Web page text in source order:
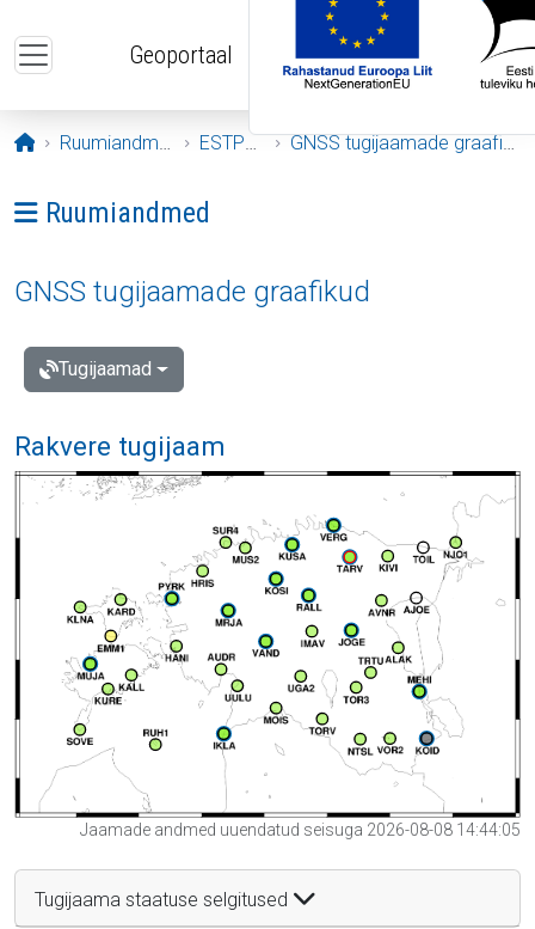
Geoportaal
Avaleht
Ruumiandmed ESTPOS GNSS tugijaamade graafikud
Ava menüü: Ruumiandmed
Ruumiandmed
GNSS tugijaamade graafikud
Tugijaamad
Rakvere tugijaam
Jaamade andmed uuendatud seisuga 2026-08-08 14:44:05
Tugijaama staatuse selgitused